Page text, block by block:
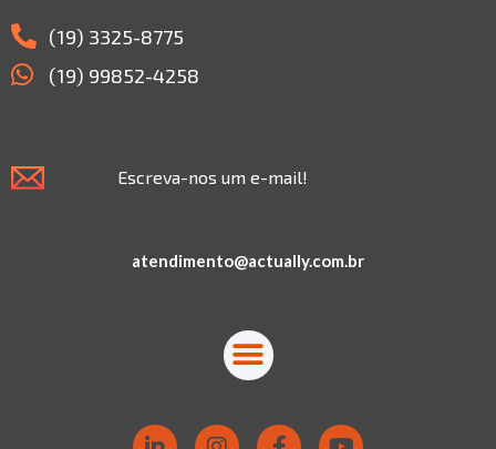
(19) 3325-8775
(19) 99852-4258
Escreva-nos um e-mail!
atendimento@actually.com.br